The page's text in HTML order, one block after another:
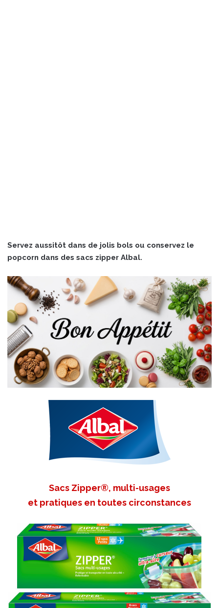
Servez aussitôt dans de jolis bols ou conservez le
popcorn dans des sacs zipper Albal.
Sacs Zipper®, multi-usages
et pratiques en toutes circonstances